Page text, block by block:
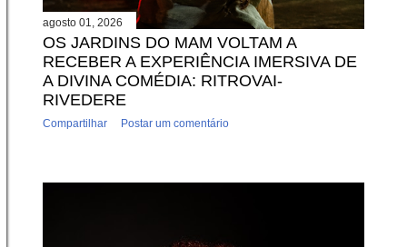
agosto 01, 2026
OS JARDINS DO MAM VOLTAM A
RECEBER A EXPERIÊNCIA IMERSIVA DE
A DIVINA COMÉDIA: RITROVAI-
RIVEDERE
Compartilhar Postar um comentário